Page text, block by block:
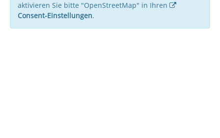
aktivieren Sie bitte "OpenStreetMap" in Ihren
Consent-Einstellungen.